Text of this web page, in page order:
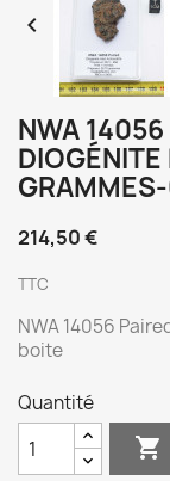

NWA 14056
214,50 €
TTC
NWA 14056
boite
Quantité
